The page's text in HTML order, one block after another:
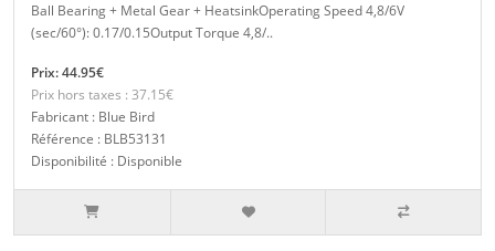
Ball Bearing + Metal Gear + HeatsinkOperating Speed 4,8/6V
(sec/60°): 0.17/0.15Output Torque 4,8/..
Prix: 44.95€
Prix hors taxes : 37.15€
Fabricant : Blue Bird
Référence : BLB53131
Disponibilité : Disponible